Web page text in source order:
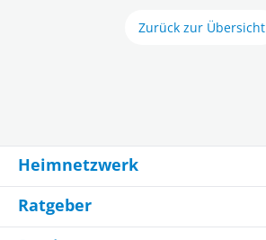
Zurück zur Übersicht
Heimnetzwerk
Ratgeber